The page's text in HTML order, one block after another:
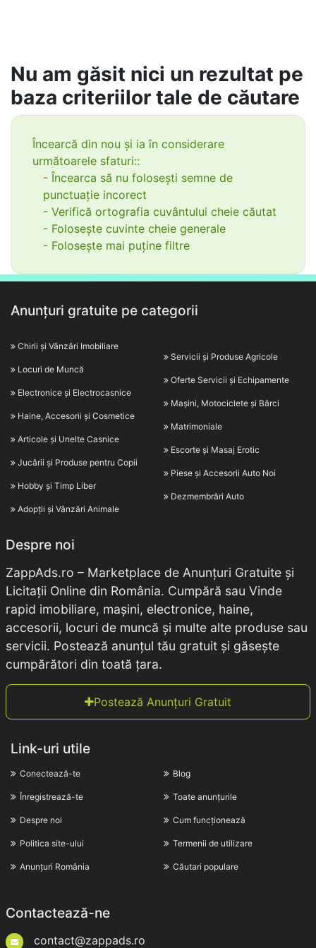
Nu am găsit nici un rezultat pe
baza criteriilor tale de căutare
Încearcă din nou și ia în considerare
următoarele sfaturi::
- Încearca să nu folosești semne de
punctuație incorect
- Verifică ortografia cuvântului cheie căutat
- Folosește cuvinte cheie generale
- Folosește mai puține filtre
Anunțuri gratuite pe categorii
Chirii și Vânzări Imobiliare
Locuri de Muncă
Electronice și Electrocasnice
Haine, Accesorii și Cosmetice
Articole și Unelte Casnice
Jucării și Produse pentru Copii
Hobby și Timp Liber
Adopții și Vânzări Animale
Servicii și Produse Agricole
Oferte Servicii și Echipamente
Mașini, Motociclete și Bărci
Matrimoniale
Escorte și Masaj Erotic
Piese și Accesorii Auto Noi
Dezmembrări Auto
Despre noi
ZappAds.ro – Marketplace de Anunțuri Gratuite și
Licitații Online din România. Cumpără sau Vinde
rapid imobiliare, mașini, electronice, haine,
accesorii, locuri de muncă și multe alte produse sau
servicii. Postează anunțul tău gratuit și găsește
cumpărători din toată țara.
Postează Anunțuri Gratuit
Link-uri utile
Conectează-te
Înregistrează-te
Despre noi
Politica site-ului
Anunțuri România
Blog
Toate anunțurile
Cum funcționează
Termenii de utilizare
Căutari populare
Contactează-ne
contact@zappads.ro